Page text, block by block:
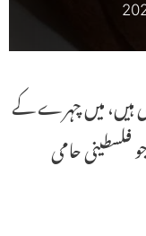
ہیں، میں چہرے کے
فلسطینی حامی